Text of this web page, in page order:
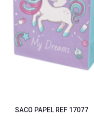
SACO PAPEL REF 17077